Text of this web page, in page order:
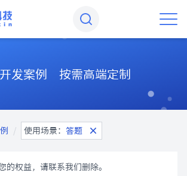
发案例 按需高端定制
/ 使用场景： 答题
的权益，请联系我们删除。